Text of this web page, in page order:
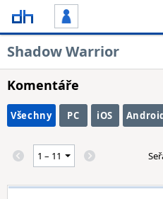
Shadow Warrior
Komentáře
Všechny PC iOS